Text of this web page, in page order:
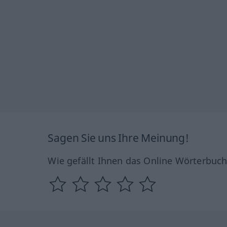
Sagen Sie uns Ihre Meinung!
Wie gefällt Ihnen das Online